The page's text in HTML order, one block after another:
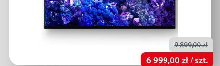
9 899,00 zł
6 999,00 zł / szt.